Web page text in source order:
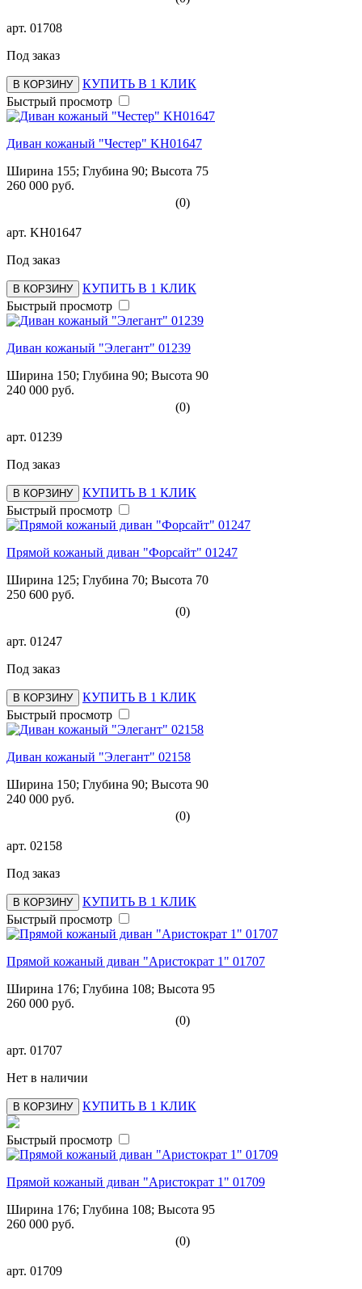
арт. 01708
Под заказ
В КОРЗИНУ
КУПИТЬ В 1 КЛИК
Быстрый просмотр
Диван кожаный "Честер" KH01647
Ширина 155; Глубина 90; Высота 75
260 000 руб.
(0)
арт. KH01647
Под заказ
В КОРЗИНУ
КУПИТЬ В 1 КЛИК
Быстрый просмотр
Диван кожаный "Элегант" 01239
Ширина 150; Глубина 90; Высота 90
240 000 руб.
(0)
арт. 01239
Под заказ
В КОРЗИНУ
КУПИТЬ В 1 КЛИК
Быстрый просмотр
Прямой кожаный диван "Форсайт" 01247
Ширина 125; Глубина 70; Высота 70
250 600 руб.
(0)
арт. 01247
Под заказ
В КОРЗИНУ
КУПИТЬ В 1 КЛИК
Быстрый просмотр
Диван кожаный "Элегант" 02158
Ширина 150; Глубина 90; Высота 90
240 000 руб.
(0)
арт. 02158
Под заказ
В КОРЗИНУ
КУПИТЬ В 1 КЛИК
Быстрый просмотр
Прямой кожаный диван "Аристократ 1" 01707
Ширина 176; Глубина 108; Высота 95
260 000 руб.
(0)
арт. 01707
Нет в наличии
В КОРЗИНУ КУПИТЬ В 1 КЛИК
Быстрый просмотр
Прямой кожаный диван "Аристократ 1" 01709
Ширина 176; Глубина 108; Высота 95
260 000 руб.
(0)
арт. 01709